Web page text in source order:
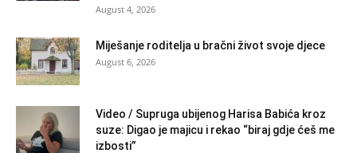
August 4, 2026
Miješanje roditelja u bračni život svoje djece
August 6, 2026
Video / Supruga ubijenog Harisa Babića kroz
suze: Digao je majicu i rekao “biraj gdje ćeš me
izbosti”